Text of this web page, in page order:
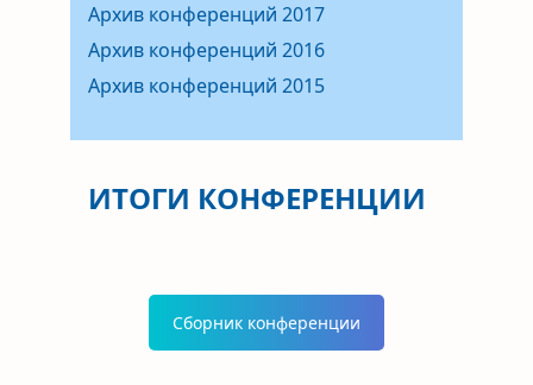
Архив конференций 2017
Архив конференций 2016
Архив конференций 2015
ИТОГИ КОНФЕРЕНЦИИ
Сборник конференции